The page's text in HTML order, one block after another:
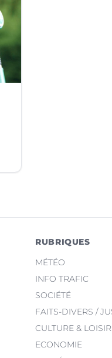
RUBRIQUES
MÉTÉO
INFO TRAFIC
SOCIÉTÉ
FAITS-DIVERS /
CULTURE &
ECONOMIE